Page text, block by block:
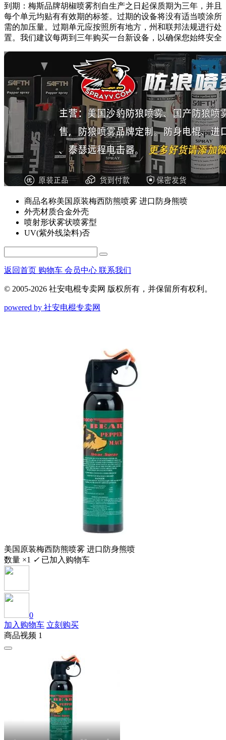
到期：梅斯品牌胡椒喷雾剂自生产之日起保质期为三年，并且
每个单元均贴有有效期的标签。过期的设备将没有适当喷涂所
需的加压量。过期单元应按照所有地方，州和联邦法规进行处
置。我们建议每两到三年购买一台新设备，以确保您始终安全
商品名称美国原装梅西防熊喷雾 进口防身熊喷
外壳材质合金外壳
喷射形状雾状喷雾型
UV(紫外线染料)否
返回首页 购物车 会员中心 联系我们
© 2005-2026 社安电棍专卖网 版权所有，并保留所有权利。
powered by 社安电棍专卖网
美国原装梅西防熊喷雾 进口防身熊喷
数量 ×1 ✓ 已加入购物车
0
加入购物车 立刻购买
商品视频 1